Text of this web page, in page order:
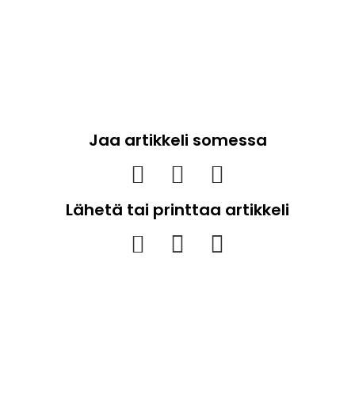
Jaa artikkeli somessa
Lähetä tai printtaa artikkeli